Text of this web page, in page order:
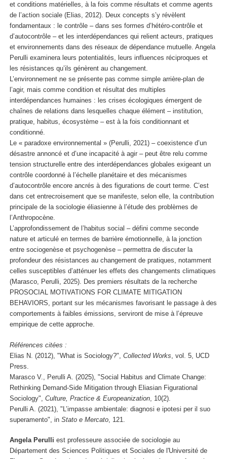
et conditions matérielles, à la fois comme résultats et comme agents
de l’action sociale (Elias, 2012). Deux concepts s’y révèlent
fondamentaux : le contrôle – dans ses formes d’hétéro-contrôle et
d’autocontrôle – et les interdépendances qui relient acteurs, pratiques
et environnements dans des réseaux de dépendance mutuelle. Angela
Perulli examinera leurs potentialités, leurs influences réciproques et
les résistances qu’ils génèrent au changement.
L’environnement ne se présente pas comme simple arrière-plan de
l’agir, mais comme condition et résultat des multiples
interdépendances humaines : les crises écologiques émergent de
chaînes de relations dans lesquelles chaque élément – institution,
pratique, habitus, écosystème – est à la fois conditionnant et
conditionné.
Le « paradoxe environnemental » (Perulli, 2021) – coexistence d’un
désastre annoncé et d’une incapacité à agir – peut être relu comme
tension structurelle entre des interdépendances globales exigeant un
contrôle coordonné à l’échelle planétaire et des mécanismes
d’autocontrôle encore ancrés à des figurations de court terme. C’est
dans cet entrecroisement que se manifeste, selon elle, la contribution
principale de la sociologie éliasienne à l’étude des problèmes de
l’Anthropocène.
L’approfondissement de l’habitus social – défini comme seconde
nature et articulé en termes de barrière émotionnelle, à la jonction
entre sociogenèse et psychogenèse – permettra de discuter la
profondeur des résistances au changement de pratiques, notamment
celles susceptibles d’atténuer les effets des changements climatiques
(Marasco, Perulli, 2025). Des premiers résultats de la recherche
PROSOCIAL MOTIVATIONS FOR CLIMATE MITIGATION
BEHAVIORS, portant sur les mécanismes favorisant le passage à des
comportements à faibles émissions, serviront de mise à l’épreuve
empirique de cette approche.
Références citées :
Elias N. (2012), "What is Sociology?", Collected Works , vol. 5, UCD
Press.
Marasco V., Perulli A. (2025), "Social Habitus and Climate Change:
Rethinking Demand-Side Mitigation through Eliasian Figurational
Sociology", Culture, Practice & Europeanization , 10(2).
Perulli A. (2021), "L’impasse ambientale: diagnosi e ipotesi per il suo
superamento", in Stato e Mercato , 121.
Angela Perulli est professeure associée de sociologie au
Département des Sciences Politiques et Sociales de l'Université de